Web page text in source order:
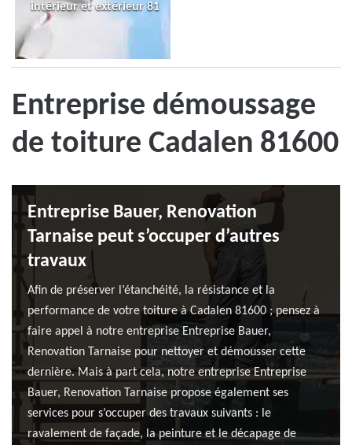
intérieur et extérieur 81
Entreprise démoussage
de toiture Cadalen 81600
Entreprise Bauer, Renovation
Tarnaise peut s’occuper d’autres
travaux
Afin de préserver l’étanchéité, la résistance et la
performance de votre toiture à Cadalen 81600 ; pensez à
faire appel à notre entreprise Entreprise Bauer,
Renovation Tarnaise pour nettoyer et démousser cette
dernière. Mais à part cela, notre entreprise Entreprise
Bauer, Renovation Tarnaise propose également ses
services pour s’occuper des travaux suivants : le
ravalement de façade, la peinture et le décapage de